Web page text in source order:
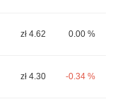
zł 4.62 0.00 %
zł 4.30 -0.34 %